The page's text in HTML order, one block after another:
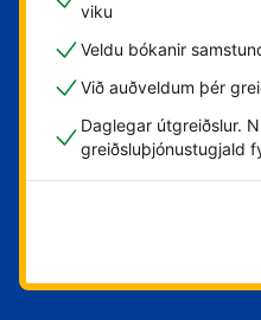
viku
Veldu bókanir
Við auðveldum þér
Daglegar útgreiðslur.
greiðsluþjónustugjald
Byrja